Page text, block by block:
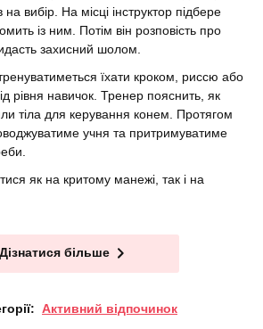
на вибір. На місці інструктор підбере
із ним. Потім він розповість про
захисний шолом.
їхати кроком, риссю або
рівня навичок. Тренер пояснить, як
тіла для керування конем. Протягом
учня та притримуватиме
як на критому манежі, так і на
Дізнатися більше
Активний відпочинок